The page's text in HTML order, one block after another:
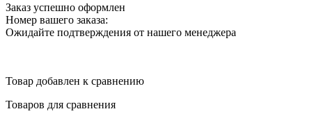
Заказ успешно оформлен
Номер вашего заказа:
Ожидайте подтверждения от нашего менеджера
Товар добавлен к сравнению
Товаров для сравнения